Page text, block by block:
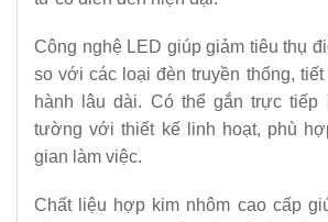
Công nghệ LED giúp giảm tiêu thụ
so với các loại đèn truyền thống,
hành lâu dài. Có thể gắn trực tiếp
tường với thiết kế linh hoạt, phù
gian làm việc.
Chất liệu hợp kim nhôm cao cấp